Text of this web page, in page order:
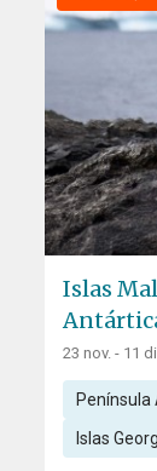
Islas
23 nov. - 11
Islas